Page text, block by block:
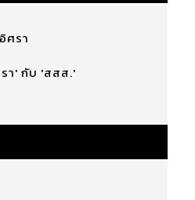
ศรา
า' กับ 'สสส.'